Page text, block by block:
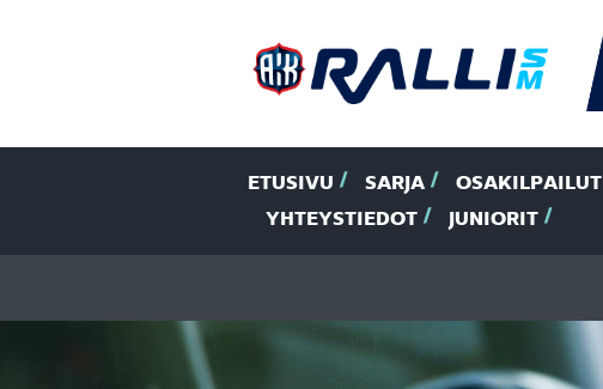
ETUSIVU SARJA OSAKILPAILUT
YHTEYSTIEDOT
JUNIORIT